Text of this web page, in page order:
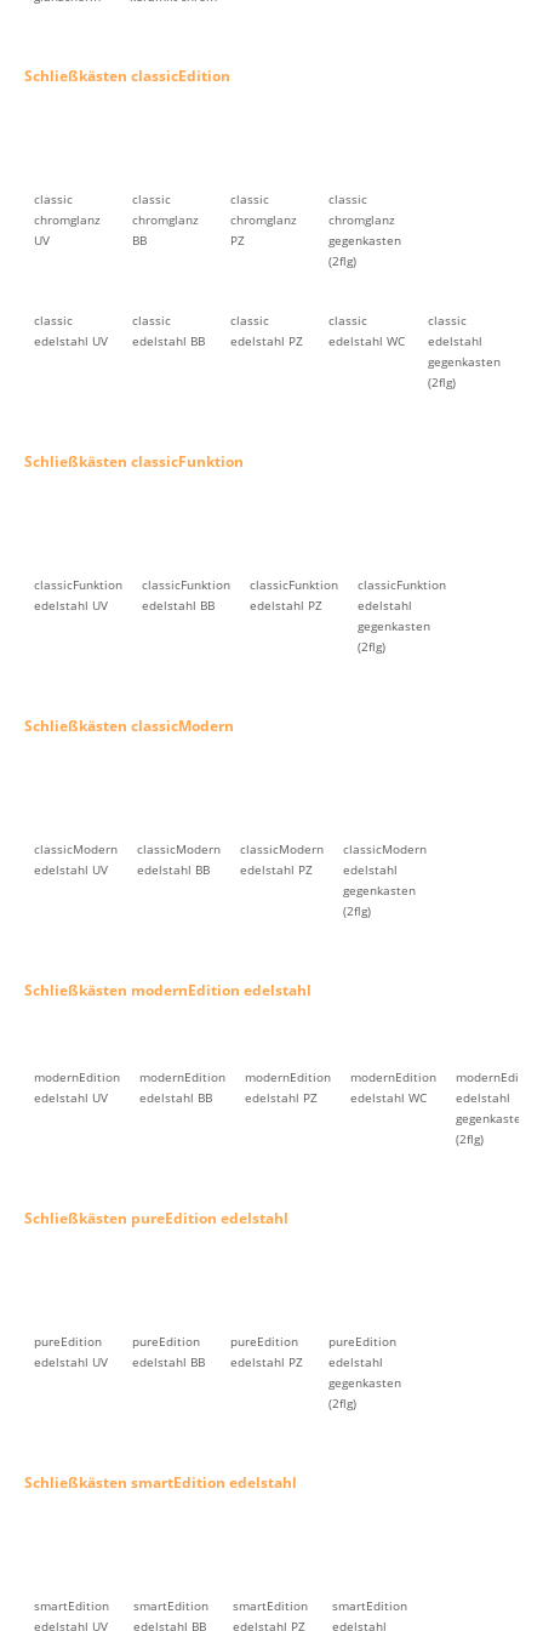
Schließkästen classicEdition
classic
chromglanz
UV
classic
chromglanz
BB
classic
chromglanz
PZ
classic
chromglanz
gegenkasten
(2flg)
classic
edelstahl UV
classic
edelstahl BB
classic
edelstahl PZ
classic
edelstahl WC
classic
edelstahl
gegenkasten
(2flg)
Schließkästen classicFunktion
classicFunktion
edelstahl UV
classicFunktion
edelstahl BB
classicFunktion
edelstahl PZ
classicFunktion
edelstahl
gegenkasten
(2flg)
Schließkästen classicModern
classicModern
edelstahl UV
classicModern
edelstahl BB
classicModern
edelstahl PZ
classicModern
edelstahl
gegenkasten
(2flg)
Schließkästen modernEdition edelstahl
modernEdition
edelstahl UV
modernEdition
edelstahl BB
modernEdition
edelstahl PZ
modernEdition
edelstahl WC
modernEdition
edelstahl
gegenkasten
(2flg)
Schließkästen pureEdition edelstahl
pureEdition
edelstahl UV
pureEdition
edelstahl BB
pureEdition
edelstahl PZ
pureEdition
edelstahl
gegenkasten
(2flg)
Schließkästen smartEdition edelstahl
smartEdition
edelstahl UV
smartEdition
edelstahl BB
smartEdition
edelstahl PZ
smartEdition
edelstahl